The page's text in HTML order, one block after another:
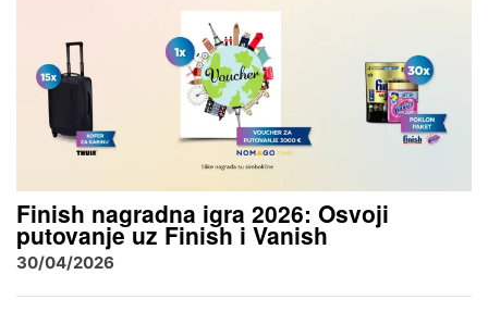
Finish nagradna igra 2026: Osvoji
putovanje uz Finish i Vanish
30/04/2026